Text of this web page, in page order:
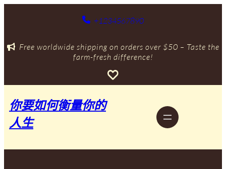
內
+1234567890
Free worldwide shipping on orders over $50 – Taste the
farm-fresh difference!
你要如何衡量你的
人生